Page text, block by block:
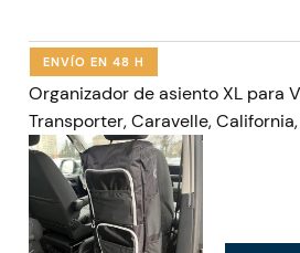
Organizador de asiento XL para
Transporter, Caravelle, California,
ENVÍO EN 48 H